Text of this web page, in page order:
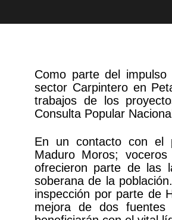
Como parte del
sector Carpintero en
trabajos de los
Consulta Popular
En un contacto con el
Maduro Moros;
ofrecieron parte de las
soberana de la
inspección por parte de
mejora de dos